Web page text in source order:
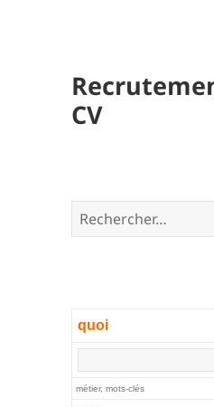
CV
Rechercher :
quoi
métier, mots-clés